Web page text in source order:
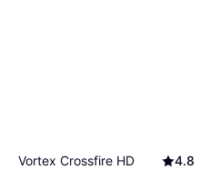
Vortex Crossfire HD
4.8